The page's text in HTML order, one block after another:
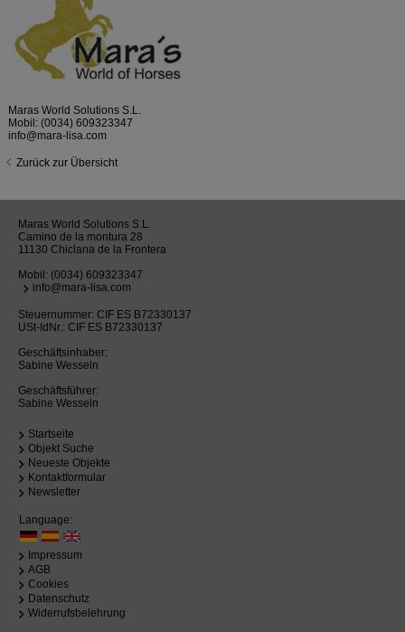
Maras World Solutions S.L.
Mobil: (0034) 609323347
info@mara-lisa.com
Zurück zur Übersicht
Maras World Solutions S.L.
Camino de la montura 28
11130 Chiclana de la Frontera
Mobil: (0034) 609323347
info@mara-lisa.com
Steuernummer: CIF ES B72330137
USt-IdNr.: CIF ES B72330137
Geschäftsinhaber:
Sabine Wesseln
Geschäftsführer:
Sabine Wesseln
Startseite
Objekt Suche
Neueste Objekte
Kontaktformular
Newsletter
Language:
Impressum
AGB
Cookies
Datenschutz
Widerrufsbelehrung